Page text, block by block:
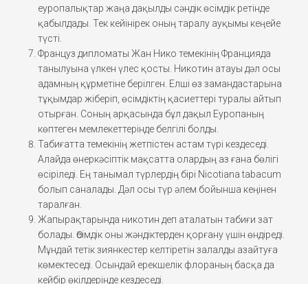
еуропалықтар жаңа дақылды сәндік өсімдік ретінде
қабылдады. Тек кейінірек оның таралу ауқымы кеңейе
түсті.
Француз дипломаты Жан Нико темекінің Францияда
танылуына үлкен үлес қосты. Никотин атауы дәл осы
адамның құрметіне берілген. Елші өз замандастарына
тұқымдар жіберіп, өсімдіктің қасиеттері туралы айтып
отырған. Соның арқасында бұл дақыл Еуропаның
көптеген мемлекеттерінде белгілі болды.
Табиғатта темекінің жетпістен астам түрі кездеседі.
Алайда өнеркәсіптік мақсатта олардың аз ғана бөлігі
өсіріледі. Ең танымал түрлердің бірі Nicotiana tabacum
болып саналады. Дәл осы түр әлем бойынша кеңінен
таралған.
Жапырақтарында никотин деп аталатын табиғи зат
болады. Өсімдік оны жәндіктерден қорғану үшін өндіреді.
Мұндай тетік зиянкестер келтіретін залалды азайтуға
көмектеседі. Осындай ерекшелік флораның басқа да
кейбір өкілдерінде кездеседі.